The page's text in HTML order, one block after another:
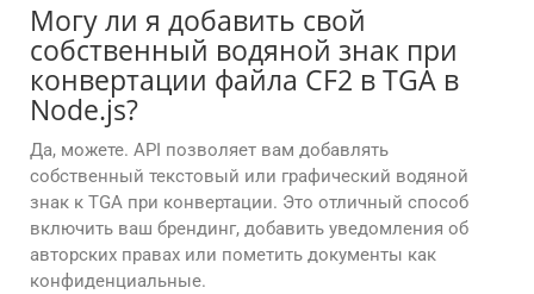
Могу ли я добавить свой
собственный водяной знак при
конвертации файла CF2 в TGA в
Node.js?
Да, можете. API позволяет вам добавлять
собственный текстовый или графический водяной
знак к TGA при конвертации. Это отличный способ
включить ваш брендинг, добавить уведомления об
авторских правах или пометить документы как
конфиденциальные.